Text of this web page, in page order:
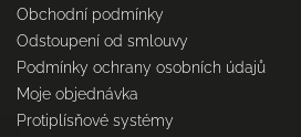
Obchodní podmínky
Odstoupení od smlouvy
Podmínky ochrany osobních údajů
Moje objednávka
Protiplísňové systémy